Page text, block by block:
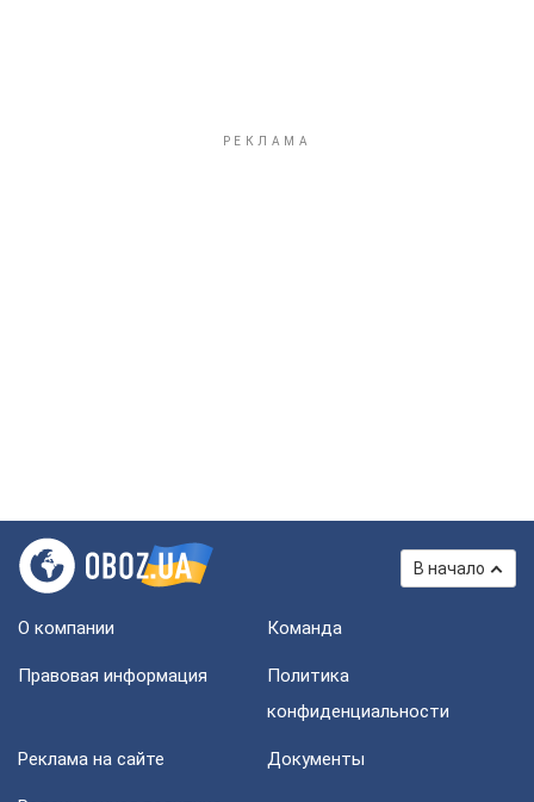
В начало
О компании Команда
Правовая информация
Политика
конфиденциальности
Реклама на сайте Документы